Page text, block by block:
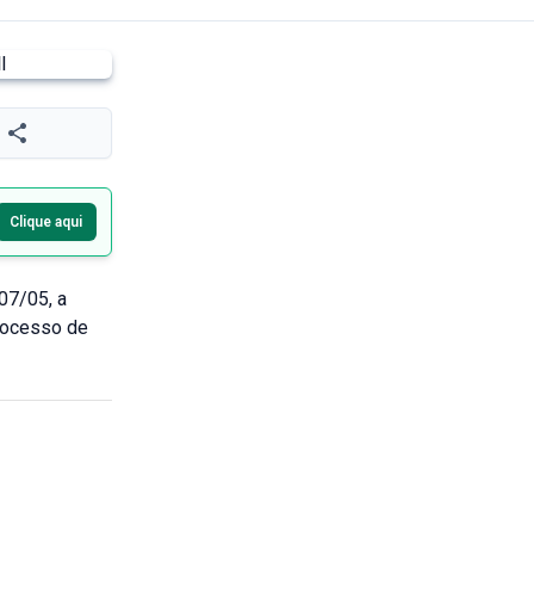
Clique aqui
05, a
de